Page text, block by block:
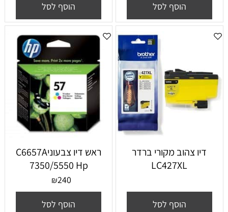
הוסף לסל הוסף לסל
דיו צהוב מקורי ברדר
LC427XL
הוסף לסל
ראש דיו צבעוניC6657A
7350/5550 Hp
₪240
הוסף לסל